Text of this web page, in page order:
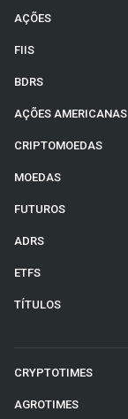
AÇÕES
FIIS
BDRS
AÇÕES AMERICANAS
CRIPTOMOEDAS
MOEDAS
FUTUROS
ADRS
ETFS
TÍTULOS
CRYPTOTIMES
AGROTIMES